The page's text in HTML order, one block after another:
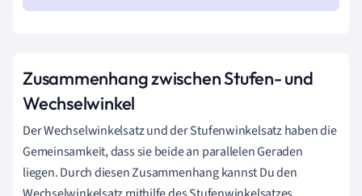
Zusammenhang zwischen Stufen- und
Wechselwinkel
Der Wechselwinkelsatz und der Stufenwinkelsatz haben die
Gemeinsamkeit, dass sie beide an parallelen Geraden
liegen. Durch diesen Zusammenhang kannst Du den